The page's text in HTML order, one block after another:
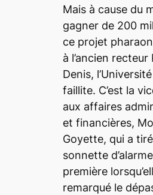
Mais à cause du
gagner de 200
ce projet
à l’ancien recteur
Denis,
faillite. C’est la
aux affaires
et financières,
Goyette, qui a
sonnette
première
remarqué le